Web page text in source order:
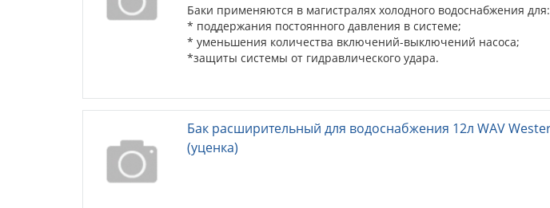
Баки применяются в магистралях холодного водоснабжения для:
* поддержания постоянного давления в системе;
* уменьшения количества включений-выключений насоса;
*защиты системы от гидравлического удара.
Бак расширительный для водоснабжения 12л WAV
(уценка)